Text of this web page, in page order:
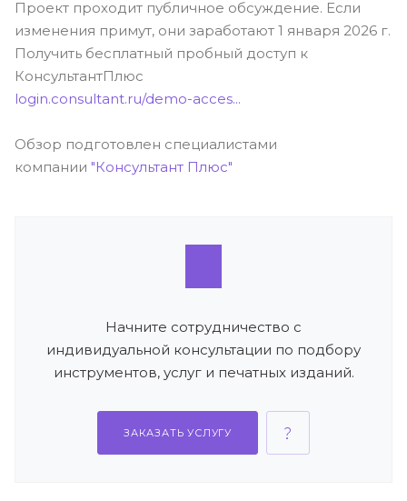
Проект проходит публичное обсуждение. Если
изменения примут, они заработают 1 января 2026 г.
Получить бесплатный пробный доступ к
КонсультантПлюс
login.consultant.ru/demo-acces...
Обзор подготовлен специалистами
компании "Консультант Плюс"
Начните сотрудничество с
индивидуальной консультации по подбору
инструментов, услуг и печатных изданий.
ЗАКАЗАТЬ УСЛУГУ